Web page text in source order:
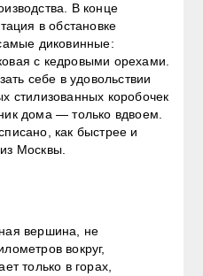
В конце
в обстановке
диковинные:
с кедровыми орехами.
себе в удовольствии
стилизованных коробочек
дома — только вдвоем.
как быстрее и
Москвы.
вершина, не
вокруг,
только в горах,